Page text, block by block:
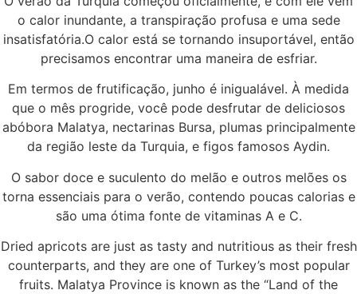
o calor inundante, a transpiração profusa e uma sede
insatisfatória.O calor está se tornando insuportável, então
precisamos encontrar uma maneira de esfriar.
Em termos de frutificação, junho é inigualável. À medida
que o mês progride, você pode desfrutar de deliciosos
abóbora Malatya, nectarinas Bursa, plumas principalmente
da região leste da Turquia, e figos famosos Aydin.
O sabor doce e suculento do melão e outros melões os
torna essenciais para o verão, contendo poucas calorias e
são uma ótima fonte de vitaminas A e C.
Dried apricots are just as tasty and nutritious as their fresh
counterparts, and they are one of Turkey’s most popular
fruits. Malatya Province is known as the “Land of the